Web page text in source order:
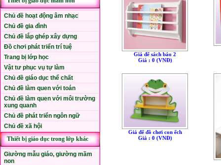
Chủ đề hoạt động âm nhạc
Chủ đề gia đình
Chủ đề lắp ghép xây dựng
Đồ chơi phát triển trí tuệ
Trang bị lớp học
Vật tư phục vụ tự làm
Chủ đề giáo dục thể chất
Chủ đề làm quen với toán
Chủ đề làm quen với môi trường
xung quanh
Chủ đề phát triển ngôn ngữ
Chủ đề xã hội
Thiết bị giáo dục trong lớp khác
Giường mẫu giáo, giường mầm
non
Giá để sách báo 2
Giá : 0 (VNÐ)
Giá để đồ chơi con ếch
Giá : 0 (VNÐ)